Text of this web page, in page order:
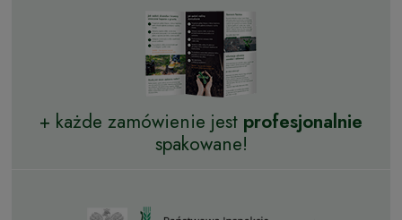
+ każde zamówienie jest profesjonalnie
spakowane!